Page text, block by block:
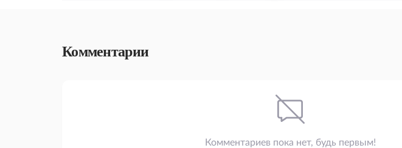
Комментарии
Комментариев пока нет, будь первым!